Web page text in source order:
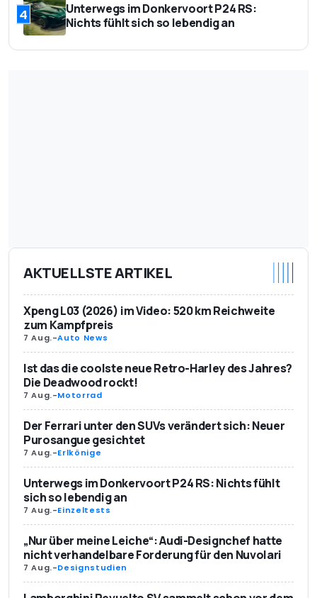
4
Unterwegs im Donkervoort P24 RS:
Nichts fühlt sich so lebendig an
AKTUELLSTE ARTIKEL
Xpeng L03 (2026) im Video: 520 km Reichweite
zum Kampfpreis
7 Aug.-Auto News
Ist das die coolste neue Retro-Harley des Jahres?
Die Deadwood rockt!
7 Aug.-Motorrad
Der Ferrari unter den SUVs verändert sich: Neuer
Purosangue gesichtet
7 Aug.-Erlkönige
Unterwegs im Donkervoort P24 RS: Nichts fühlt
sich so lebendig an
7 Aug.-Einzeltests
„Nur über meine Leiche“: Audi-Designchef hatte
nicht verhandelbare Forderung für den Nuvolari
7 Aug.-Designstudien